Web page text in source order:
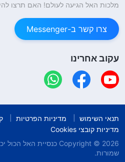
מלכות האל הגיעה לעולם! האם תרצו
צרו קשר ב-Messenger
עקוב אחרינו
תנאי השימוש מדיניות הפרטיות
מדיניות קובצי Cookies
Copyright © 2026 כנסיית האל הכול
שמורות.